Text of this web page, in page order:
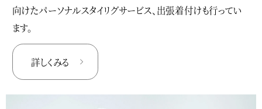
向けたパーソナルスタイリグサービス、出張着付けも行ってい
ます。
詳しくみる